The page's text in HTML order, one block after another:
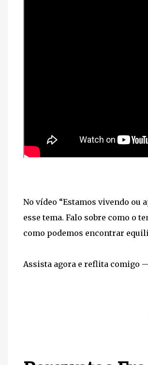
No vídeo “Estamos vivendo ou
esse tema. Falo sobre como o
como podemos encontrar
Assista agora e reflita comigo